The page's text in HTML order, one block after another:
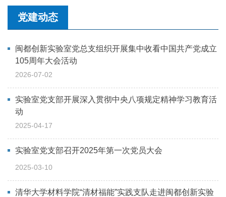
党建动态
闽都创新实验室党总支组织开展集中收看中国共产党成立
105周年大会活动
2026-07-02
实验室党支部开展深入贯彻中央八项规定精神学习教育活
动
2025-04-17
实验室党支部召开2025年第一次党员大会
2025-03-10
清华大学材料学院“清材福能”实践支队走进闽都创新实验